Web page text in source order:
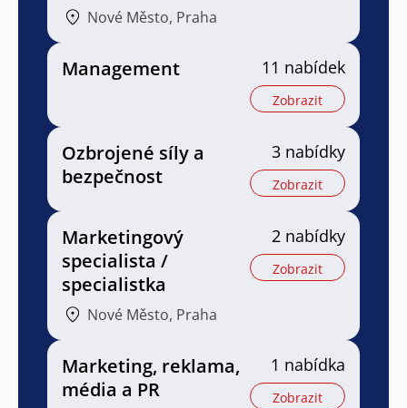
Nové Město, Praha
Management 11 nabídek
Zobrazit
Ozbrojené síly a
bezpečnost
3 nabídky
Zobrazit
Marketingový
specialista /
specialistka
Nové Město, Praha
2 nabídky
Zobrazit
Marketing, reklama,
média a PR
1 nabídka
Zobrazit